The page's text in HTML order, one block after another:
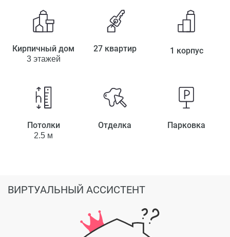
Кирпичный дом
3 этажей
27 квартир 1 корпус
Потолки
2.5 м
Отделка Парковка
ВИРТУАЛЬНЫЙ АССИСТЕНТ